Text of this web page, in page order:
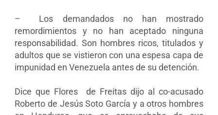
– Los demandados ​​no han mostrado
remordimientos y no han aceptado ninguna
responsabilidad. Son hombres ricos, titulados y
adultos que se vistieron con una espesa capa de
impunidad en Venezuela antes de su detención.
Dice que Flores de Freitas dijo al co-acusado
Roberto de Jesús Soto García y a otros hombres